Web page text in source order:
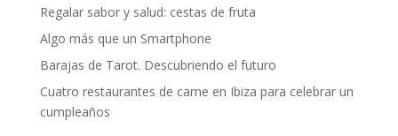
Regalar sabor y salud: cestas de fruta
Algo más que un Smartphone
Barajas de Tarot. Descubriendo el futuro
Cuatro restaurantes de carne en Ibiza para celebrar un
cumpleaños